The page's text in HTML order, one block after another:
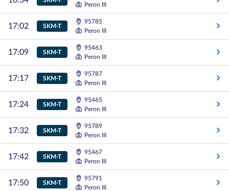
Peron III
17:02 SKM-T
95785
Peron III
17:09 SKM-T
95463
Peron III
17:17 SKM-T
95787
Peron III
17:24 SKM-T
95465
Peron III
17:32 SKM-T
95789
Peron III
17:42 SKM-T
95467
Peron III
17:50 SKM-T
95791
Peron III